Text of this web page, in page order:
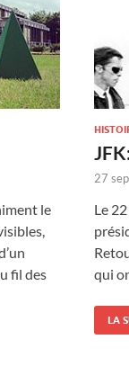
le
fil des
27
Le
qui
LA